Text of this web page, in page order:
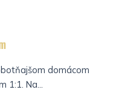
domácom
1:1. Na...